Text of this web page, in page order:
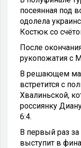
посеянная под
одолела
Костюк со
После
рукопожатия с
В решающем
встретится с
Хвалиньской,
россиянку
6:4.
В первый раз за
выступит в